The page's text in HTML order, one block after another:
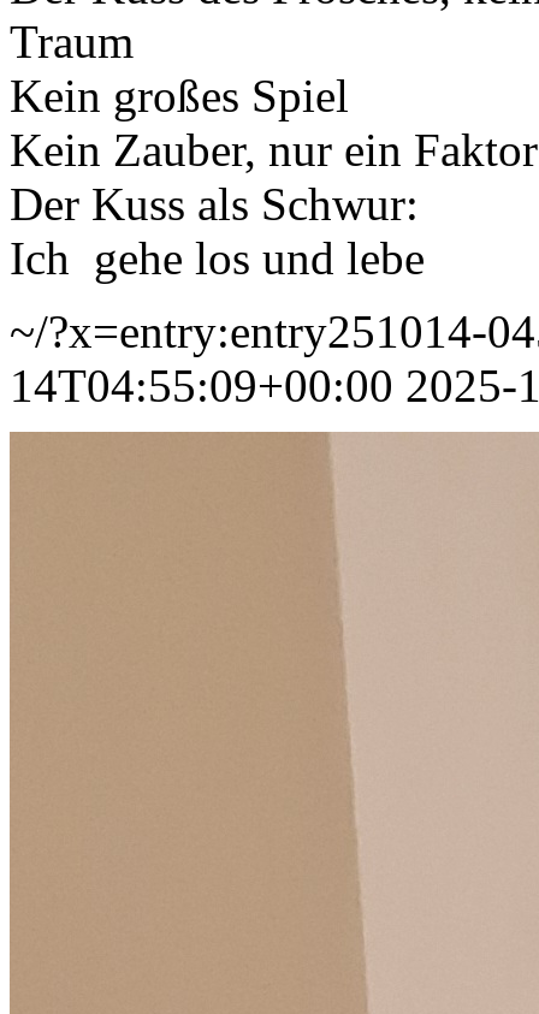
Traum
Kein großes Spiel
Kein Zauber, nur ein
Der Kuss als Schwur:
Ich gehe los und lebe
~/?x=entry:entry251014-
14T04:55:09+00:00 2025-